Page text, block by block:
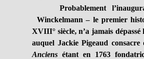
Probablement
Winckelmann – le premier
XVIII° siècle, n’a jamais
auquel Jackie Pigeaud
Anciens étant en 1763